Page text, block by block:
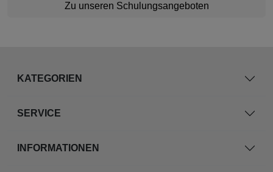
Zu unseren Schulungsangeboten
KATEGORIEN
SERVICE
INFORMATIONEN